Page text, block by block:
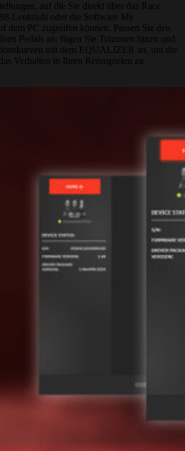
auf die Sie direkt über das Race
Lenkrads oder die Software My
dem PC zugreifen können. Passen Sie den
Pedals an, fügen Sie Totzonen hinzu und
mit dem EQUALIZER an, um die
Verhalten in Ihren Rennspielen zu